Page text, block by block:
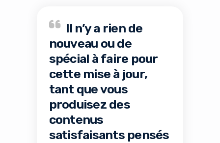
Il n’y a rien de
nouveau ou de
spécial à faire pour
cette mise à jour,
tant que vous
produisez des
contenus
satisfaisants pensés